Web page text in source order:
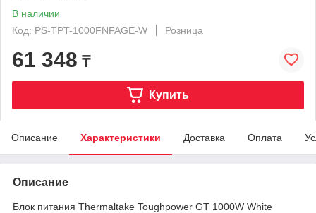
В наличии
Код: PS-TPT-1000FNFAGE-W
Розница
61 348 ₸
Купить
Описание Характеристики Доставка Оплата
Описание
Блок питания Thermaltake Toughpower GT 1000W White